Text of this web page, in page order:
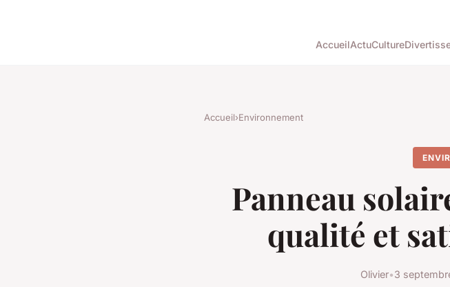
AccueilActuCulture
Accueil›Environnement
Panneau
qualité et
Olivier•3